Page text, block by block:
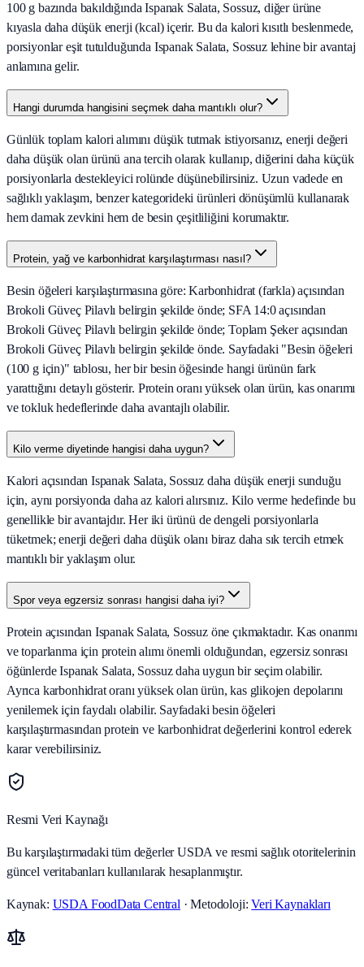
100 g bazında bakıldığında Ispanak Salata, Sossuz, diğer ürüne
kıyasla daha düşük enerji (kcal) içerir. Bu da kalori kısıtlı beslenmede,
porsiyonlar eşit tutulduğunda Ispanak Salata, Sossuz lehine bir avantaj
anlamına gelir.
Hangi durumda hangisini seçmek daha mantıklı olur?
Günlük toplam kalori alımını düşük tutmak istiyorsanız, enerji değeri
daha düşük olan ürünü ana tercih olarak kullanıp, diğerini daha küçük
porsiyonlarla destekleyici rolünde düşünebilirsiniz. Uzun vadede en
sağlıklı yaklaşım, benzer kategorideki ürünleri dönüşümlü kullanarak
hem damak zevkini hem de besin çeşitliliğini korumaktır.
Protein, yağ ve karbonhidrat karşılaştırması nasıl?
Besin öğeleri karşılaştırmasına göre: Karbonhidrat (farkla) açısından
Brokoli Güveç Pilavlı belirgin şekilde önde; SFA 14:0 açısından
Brokoli Güveç Pilavlı belirgin şekilde önde; Toplam Şeker açısından
Brokoli Güveç Pilavlı belirgin şekilde önde. Sayfadaki "Besin öğeleri
(100 g için)" tablosu, her bir besin öğesinde hangi ürünün fark
yarattığını detaylı gösterir. Protein oranı yüksek olan ürün, kas onarımı
ve tokluk hedeflerinde daha avantajlı olabilir.
Kilo verme diyetinde hangisi daha uygun?
Kalori açısından Ispanak Salata, Sossuz daha düşük enerji sunduğu
için, aynı porsiyonda daha az kalori alırsınız. Kilo verme hedefinde bu
genellikle bir avantajdır. Her iki ürünü de dengeli porsiyonlarla
tüketmek; enerji değeri daha düşük olanı biraz daha sık tercih etmek
mantıklı bir yaklaşım olur.
Spor veya egzersiz sonrası hangisi daha iyi?
Protein açısından Ispanak Salata, Sossuz öne çıkmaktadır. Kas onarımı
ve toparlanma için protein alımı önemli olduğundan, egzersiz sonrası
öğünlerde Ispanak Salata, Sossuz daha uygun bir seçim olabilir.
Ayrıca karbonhidrat oranı yüksek olan ürün, kas glikojen depolarını
yenilemek için faydalı olabilir. Sayfadaki besin öğeleri
karşılaştırmasından protein ve karbonhidrat değerlerini kontrol ederek
karar verebilirsiniz.
Resmi Veri Kaynağı
Bu karşılaştırmadaki tüm değerler USDA ve resmi sağlık otoritelerinin
güncel veritabanları kullanılarak hesaplanmıştır.
Kaynak: USDA FoodData Central · Metodoloji:Veri Kaynakları